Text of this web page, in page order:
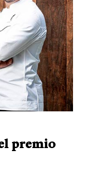
premio